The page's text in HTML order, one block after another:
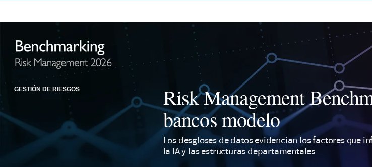
GESTIÓN DE RIESGOS
Risk Management
bancos modelo
Los desgloses de datos evidencian los factores que
la IA y las estructuras departamentales